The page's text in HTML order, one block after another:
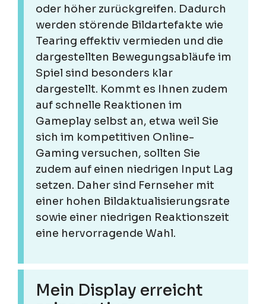
oder höher zurückgreifen. Dadurch
werden störende Bildartefakte wie
Tearing effektiv vermieden und die
dargestellten Bewegungsabläufe im
Spiel sind besonders klar
dargestellt. Kommt es Ihnen zudem
auf schnelle Reaktionen im
Gameplay selbst an, etwa weil Sie
sich im kompetitiven Online-
Gaming versuchen, sollten Sie
zudem auf einen niedrigen Input Lag
setzen. Daher sind Fernseher mit
einer hohen Bildaktualisierungsrate
sowie einer niedrigen Reaktionszeit
eine hervorragende Wahl.
Mein Display erreicht